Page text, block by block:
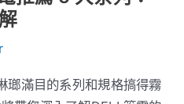
瑯滿目的系列和規格搞得霧